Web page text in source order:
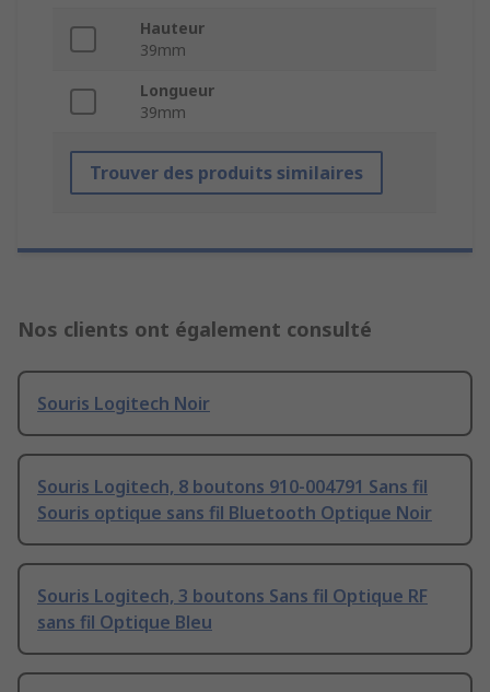
Hauteur
39mm
Longueur
39mm
Trouver des produits similaires
Nos clients ont également consulté
Souris Logitech Noir
Souris Logitech, 8 boutons 910-004791 Sans fil
Souris optique sans fil Bluetooth Optique Noir
Souris Logitech, 3 boutons Sans fil Optique RF
sans fil Optique Bleu